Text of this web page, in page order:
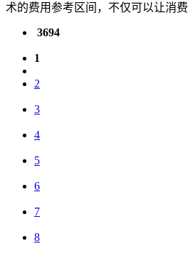
术的费用参考区间，不仅可以让消费
3694
1
2
3
4
5
6
7
8